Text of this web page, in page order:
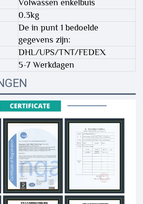
Volwassen enkelbuis
0.3kg
De in punt 1 bedoelde
gegevens zijn:
DHL/UPS/TNT/FEDEX
5-7 Werkdagen